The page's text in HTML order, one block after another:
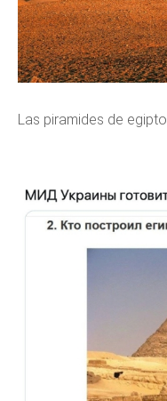
Las piramides de egipto